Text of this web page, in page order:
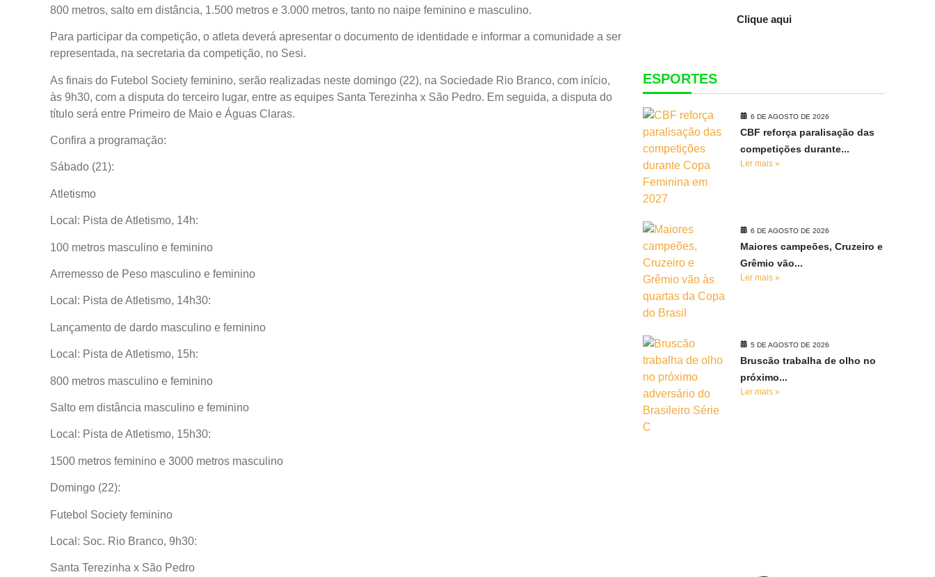
800 metros, salto em distância, 1.500 metros e 3.000 metros, tanto no naipe feminino e masculino.
Para participar da competição, o atleta deverá apresentar o documento de identidade e informar a comunidade a ser
representada, na secretaria da competição, no Sesi.
As finais do Futebol Society feminino, serão realizadas neste domingo (22), na Sociedade Rio Branco, com início,
às 9h30, com a disputa do terceiro lugar, entre as equipes Santa Terezinha x São Pedro. Em seguida, a disputa do
título será entre Primeiro de Maio e Águas Claras.
Confira a programação:
Sábado (21):
Atletismo
Local: Pista de Atletismo, 14h:
100 metros masculino e feminino
Arremesso de Peso masculino e feminino
Local: Pista de Atletismo, 14h30:
Lançamento de dardo masculino e feminino
Local: Pista de Atletismo, 15h:
800 metros masculino e feminino
Salto em distância masculino e feminino
Local: Pista de Atletismo, 15h30:
1500 metros feminino e 3000 metros masculino
Domingo (22):
Futebol Society feminino
Local: Soc. Rio Branco, 9h30:
Santa Terezinha x São Pedro
Clique aqui
ESPORTES
6 DE AGOSTO DE 2026
CBF reforça paralisação das
competições durante...
Ler mais »
6 DE AGOSTO DE 2026
Maiores campeões, Cruzeiro e
Grêmio vão...
Ler mais »
5 DE AGOSTO DE 2026
Bruscão trabalha de olho no
próximo...
Ler mais »